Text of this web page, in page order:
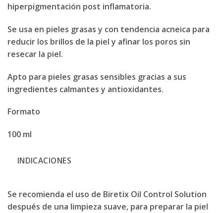
hiperpigmentación post inflamatoria.
Se usa en pieles grasas y con tendencia acneica para
reducir los brillos de la piel y afinar los poros sin
resecar la piel.
Apto para pieles grasas sensibles gracias a sus
ingredientes calmantes y antioxidantes.
Formato
100 ml
INDICACIONES
Se recomienda el uso de Biretix Oil Control Solution
después de una limpieza suave, para preparar la piel